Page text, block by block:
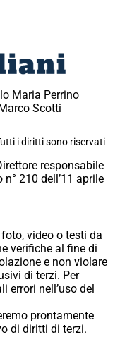
Maria Perrino
Scotti
i diritti sono riservati
responsabile
210 dell’11 aprile
video o testi da
verifiche al fine di
e non violare
di terzi. Per
errori nell’uso del
prontamente
di diritti di terzi.